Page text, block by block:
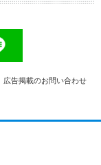
広告掲載のお問い合わせ